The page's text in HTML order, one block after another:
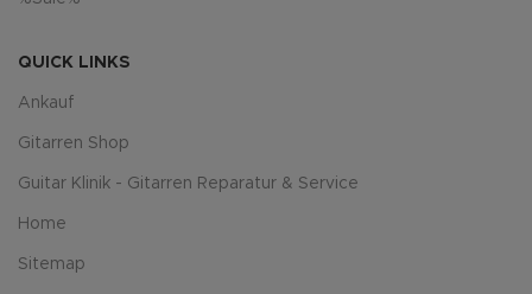
QUICK LINKS
Ankauf
Gitarren Shop
Guitar Klinik - Gitarren Reparatur & Service
Home
Sitemap